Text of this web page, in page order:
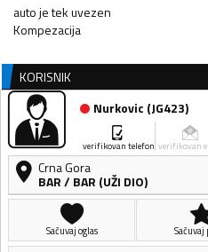
auto je tek uvezen
Kompezacija
KORISNIK
Nurkovic (JG423)
verifikovan telefon verifikovan
Crna Gora
BAR/ BAR (UŽI DIO)
Sačuvaj oglas